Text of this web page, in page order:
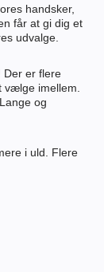
handsker,
får at gi dig et
udvalge.
Der er flere
imellem.
og
holde dine
i uld. Flere